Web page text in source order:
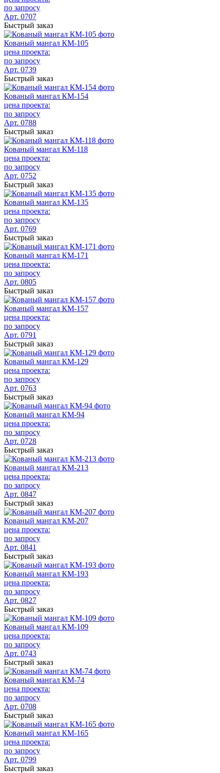
по запросу
Арт. 0707
Быстрый заказ
Кованый мангал КМ-105
цена проекта:
по запросу
Арт. 0739
Быстрый заказ
Кованый мангал КМ-154
цена проекта:
по запросу
Арт. 0788
Быстрый заказ
Кованый мангал КМ-118
цена проекта:
по запросу
Арт. 0752
Быстрый заказ
Кованый мангал КМ-135
цена проекта:
по запросу
Арт. 0769
Быстрый заказ
Кованый мангал КМ-171
цена проекта:
по запросу
Арт. 0805
Быстрый заказ
Кованый мангал КМ-157
цена проекта:
по запросу
Арт. 0791
Быстрый заказ
Кованый мангал КМ-129
цена проекта:
по запросу
Арт. 0763
Быстрый заказ
Кованый мангал КМ-94
цена проекта:
по запросу
Арт. 0728
Быстрый заказ
Кованый мангал КМ-213
цена проекта:
по запросу
Арт. 0847
Быстрый заказ
Кованый мангал КМ-207
цена проекта:
по запросу
Арт. 0841
Быстрый заказ
Кованый мангал КМ-193
цена проекта:
по запросу
Арт. 0827
Быстрый заказ
Кованый мангал КМ-109
цена проекта:
по запросу
Арт. 0743
Быстрый заказ
Кованый мангал КМ-74
цена проекта:
по запросу
Арт. 0708
Быстрый заказ
Кованый мангал КМ-165
цена проекта:
по запросу
Арт. 0799
Быстрый заказ